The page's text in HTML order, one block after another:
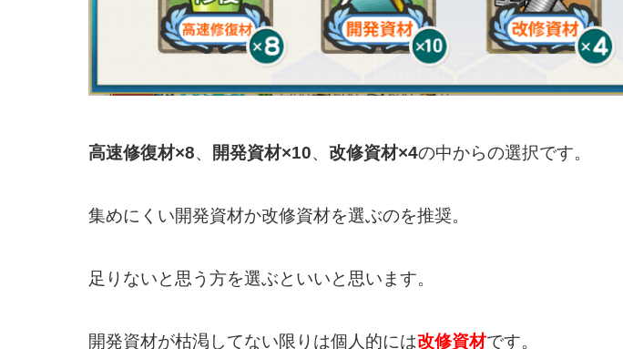
高速修復材×8、 開発資材×10、 改修資材×4の中からの選択です。
集めにくい開発資材か改修資材を選ぶのを推奨。
足りないと思う方を選ぶといいと思います。
開発資材が枯渇してない限りは個人的には改修資材です。